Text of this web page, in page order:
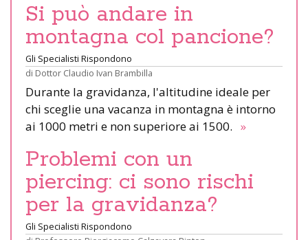
Si può andare in
montagna col pancione?
Gli Specialisti Rispondono
di Dottor Claudio Ivan Brambilla
Durante la gravidanza, l'altitudine ideale per
chi sceglie una vacanza in montagna è intorno
ai 1000 metri e non superiore ai 1500. »
Problemi con un
piercing: ci sono rischi
per la gravidanza?
Gli Specialisti Rispondono